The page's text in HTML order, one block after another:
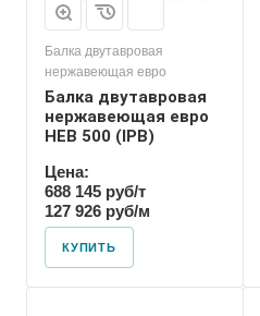
Балка двутавровая
нержавеющая евро
Балка двутавровая
нержавеющая евро
HEB 500 (IPB)
Цена:
688 145 руб/т
127 926 руб/м
КУПИТЬ